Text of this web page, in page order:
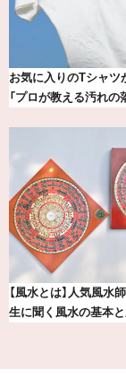
【最新版】20代、30代
理想の結婚指輪10選
賢者たちに聞いてみ
手くつきあうコツと